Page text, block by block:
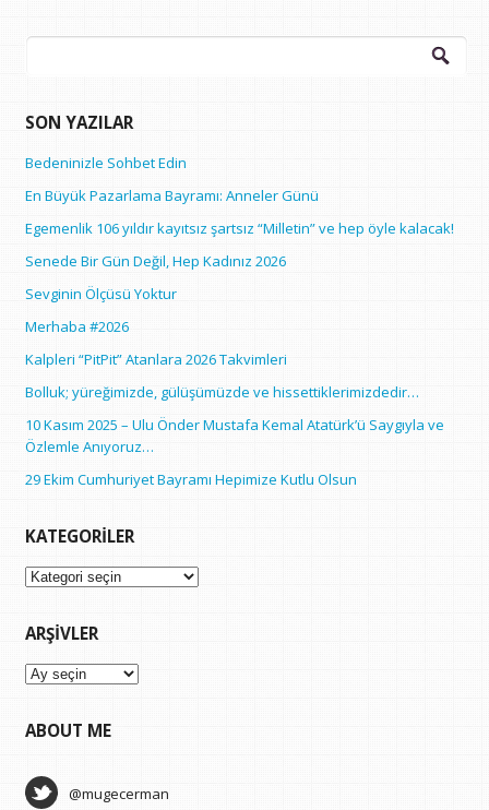
Arama:
SON YAZILAR
Bedeninizle Sohbet Edin
En Büyük Pazarlama Bayramı: Anneler Günü
Egemenlik 106 yıldır kayıtsız şartsız “Milletin” ve hep öyle kalacak!
Senede Bir Gün Değil, Hep Kadınız 2026
Sevginin Ölçüsü Yoktur
Merhaba #2026
Kalpleri “PitPit” Atanlara 2026 Takvimleri
Bolluk; yüreğimizde, gülüşümüzde ve hissettiklerimizdedir…
10 Kasım 2025 – Ulu Önder Mustafa Kemal Atatürk’ü Saygıyla ve
Özlemle Anıyoruz…
29 Ekim Cumhuriyet Bayramı Hepimize Kutlu Olsun
KATEGORILER
Kategoriler
ARŞIVLER
Arşivler
ABOUT ME
@mugecerman